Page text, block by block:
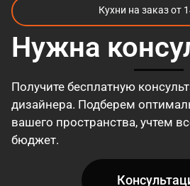
Кухни на заказ от
Нужна
Получите бесплатную
дизайнера. Подберем
вашего пространства, учтем
бюджет.